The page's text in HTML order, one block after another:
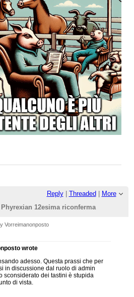
Reply| Threaded
More
Phyrexian 12esima riconferma
Vorreimanonposto
wrote
adesso. Questa prassi che per
in discussione dal ruolo di admin
sconsiderato dei tastini è stupida
di vista.